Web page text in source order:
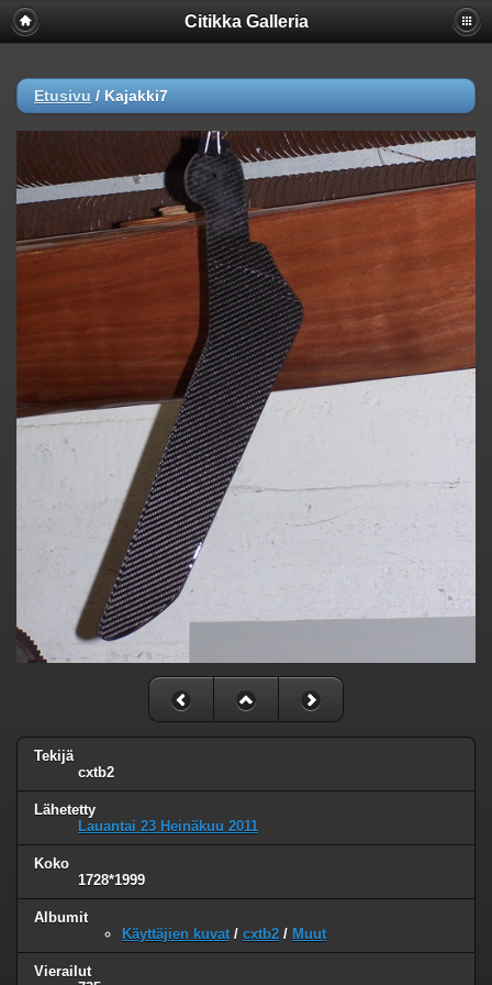
Citikka Galleria
Etusivu / Kajakki7
Tekijä
cxtb2
Lähetetty
Lauantai 23 Heinäkuu 2011
Koko
1728*1999
Albumit
Käyttäjien kuvat / cxtb2 / Muut
Vierailut